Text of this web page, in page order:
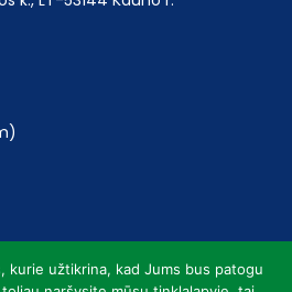
kurie užtikrina, kad Jums bus patogu